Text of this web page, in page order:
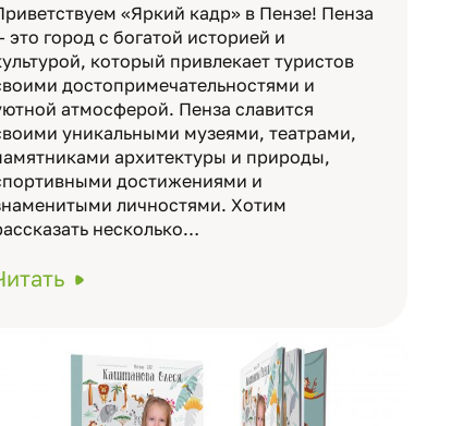
«Яркий кадр» в Пензе! Пенза
это город с богатой историей и
который привлекает туристов
достопримечательностями и
атмосферой. Пенза славится
уникальными музеями, театрами,
архитектуры и природы,
достижениями и
личностями. Хотим
несколько…